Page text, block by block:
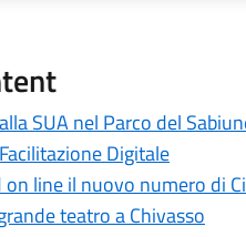
SUA nel Parco del
Digitale
line il nuovo numero di
teatro a Chivasso